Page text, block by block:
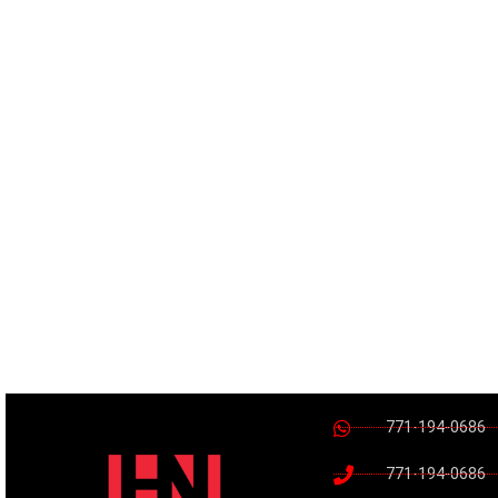
771-194-0686
771-194-0686